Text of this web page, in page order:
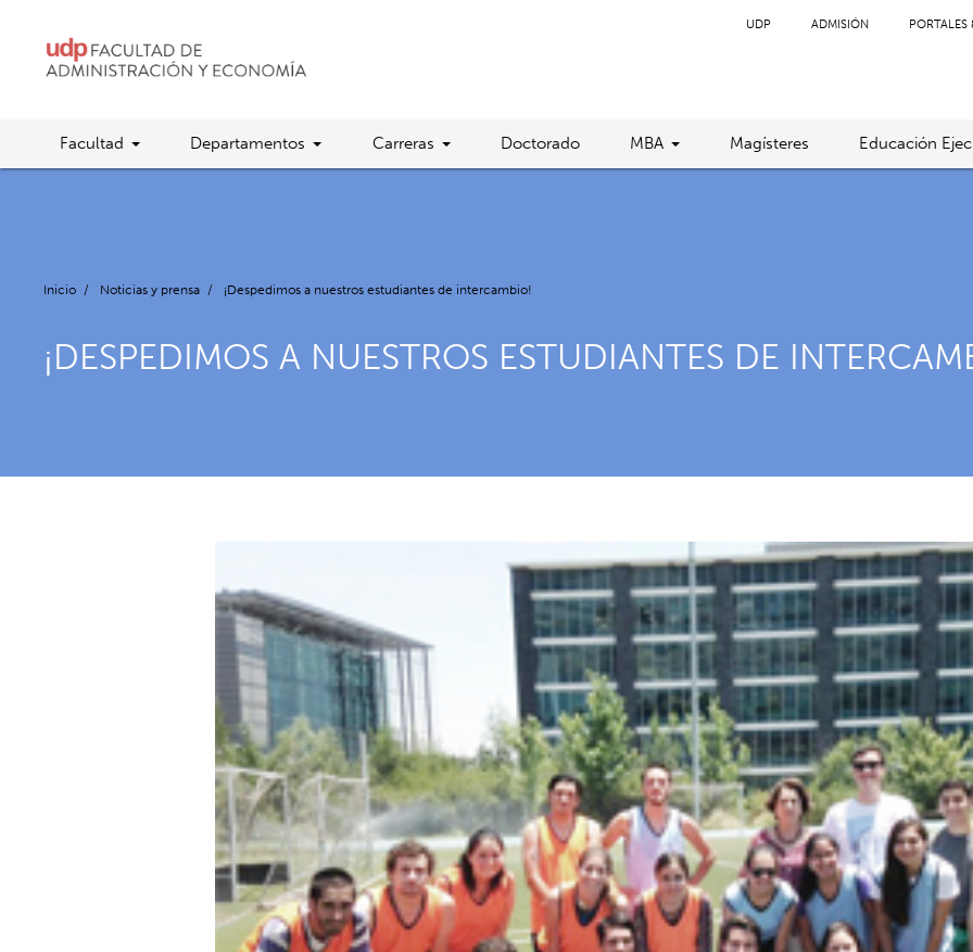
UDP ADMISIÓN PORTALES
Facultad Departamentos Carreras Doctorado MBA Magísteres Educación
Inicio / Noticias y prensa / ¡Despedimos a nuestros estudiantes de intercambio!
¡DESPEDIMOS A NUESTROS ESTUDIANTES DE